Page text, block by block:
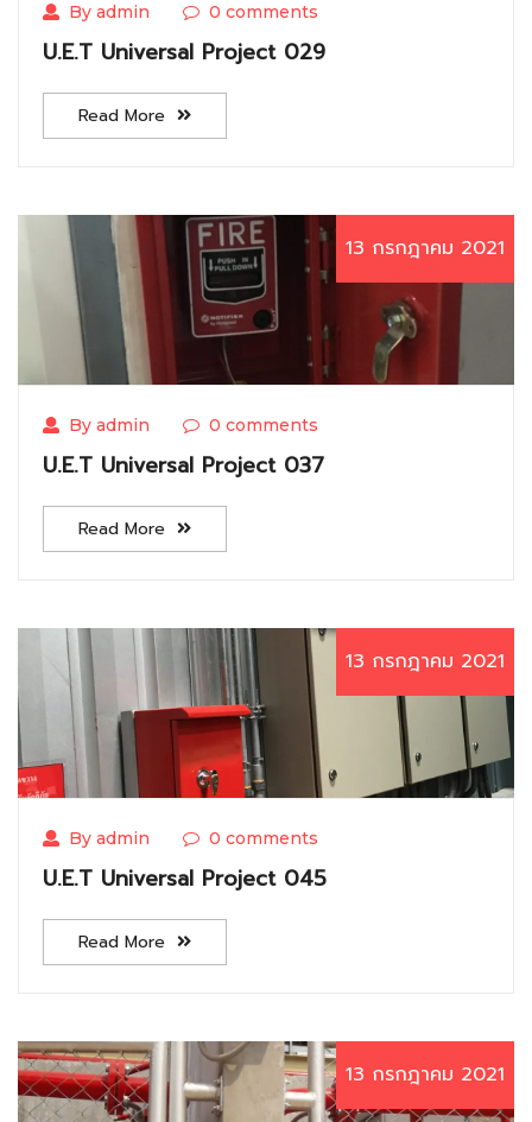
By admin 0 comments
U.E.T Universal Project 029
Read More
13 กรกฎาคม 2021
By admin 0 comments
U.E.T Universal Project 037
Read More
13 กรกฎาคม 2021
By admin 0 comments
U.E.T Universal Project 045
Read More
13 กรกฎาคม 2021